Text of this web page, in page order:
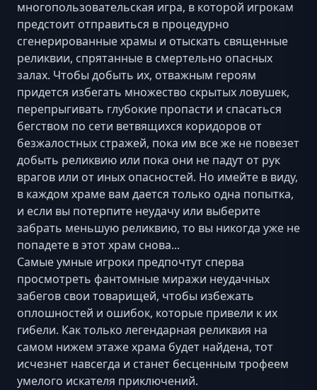
многопользовательская игра, в которой игрокам
предстоит отправиться в процедурно
сгенерированные храмы и отыскать священные
реликвии, спрятанные в смертельно опасных
залах. Чтобы добыть их, отважным героям
придется избегать множество скрытых ловушек,
перепрыгивать глубокие пропасти и спасаться
бегством по сети ветвящихся коридоров от
безжалостных стражей, пока им все же не повезет
добыть реликвию или пока они не падут от рук
врагов или от иных опасностей. Но имейте в виду,
в каждом храме вам дается только одна попытка,
и если вы потерпите неудачу или выберите
забрать меньшую реликвию, то вы никогда уже не
попадете в этот храм снова...
Самые умные игроки предпочтут сперва
просмотреть фантомные миражи неудачных
забегов свои товарищей, чтобы избежать
оплошностей и ошибок, которые привели к их
гибели. Как только легендарная реликвия на
самом нижем этаже храма будет найдена, тот
исчезнет навсегда и станет бесценным трофеем
умелого искателя приключений.